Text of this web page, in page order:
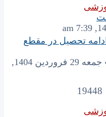
ادامه تحصیل در مقطع
» جمعه 29 فروردین 1404,
19448